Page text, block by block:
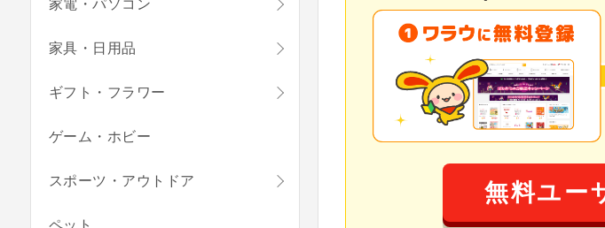
無料ユー
家電・パソコン
家具・日用品
ギフト・フラワー
ゲーム・ホビー
スポーツ・アウトドア
ペット